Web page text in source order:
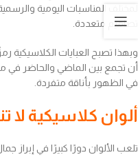
لمختلف المناسبات اليومية
تصاميم متعددة.
وبهذا تصبح العبايات الكلاسيكية
أن تجمع بين الماضي والحاضر في
في الظهور بأناقة متفردة.
ألوان كلاسيكية لا
تلعب الألوان دورًا كبيرًا في إبراز